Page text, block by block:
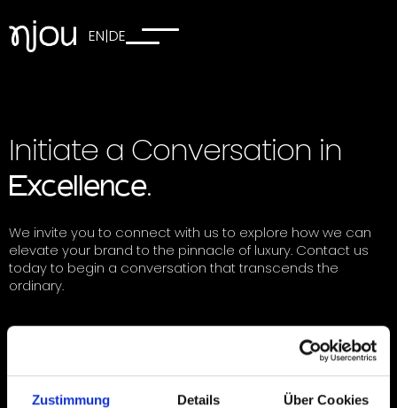
Zustimmung Details Über Cookies
EN|DE
Initiate a Conversation in
Excellence.
We invite you to connect with us to explore how we can
elevate your brand to the pinnacle of luxury. Contact us
today to begin a conversation that transcends the
ordinary.